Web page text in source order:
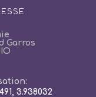
Garros
3.938032